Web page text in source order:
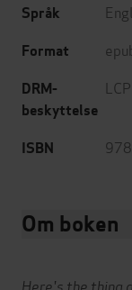
Språk
Format
DRM-
beskyttelse
LCP
ISBN
Om boken
Here's the thing